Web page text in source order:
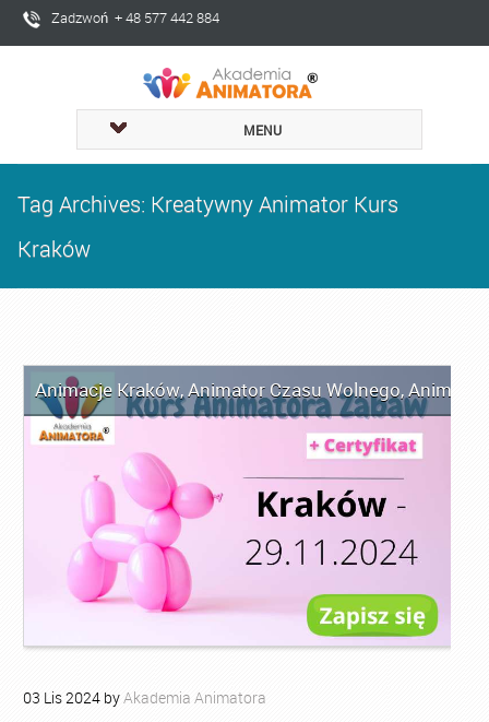
Zadzwoń + 48 577 442 884
MENU
Tag Archives: Kreatywny Animator Kurs
Kraków
Animacje Kraków,Animator Czasu Wolnego,
03 Lis2024 byAkademia Animatora